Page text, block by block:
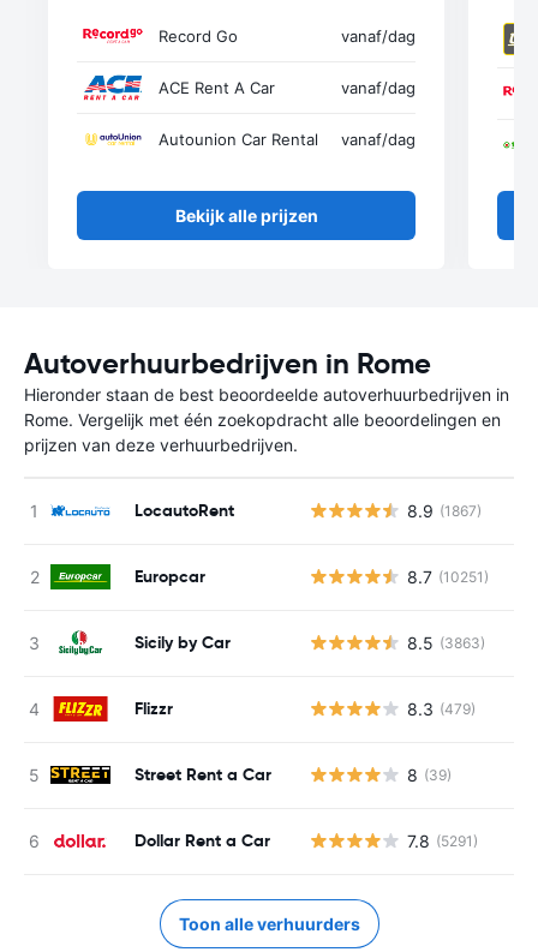
Record Go vanaf/dag
ACE Rent A Car vanaf/dag
Autounion Car Rental vanaf/dag
Bekijk alle prijzen
Autoverhuurbedrijven in Rome
Hieronder staan de best beoordeelde autoverhuurbedrijven in
Rome. Vergelijk met één zoekopdracht alle beoordelingen en
prijzen van deze verhuurbedrijven.
LocautoRent 8.9 (1867)
Europcar 8.7 (10251)
Sicily by Car 8.5 (3863)
Flizzr 8.3 (479)
Street Rent a Car 8 (39)
Dollar Rent a Car 7.8 (5291)
Toon alle verhuurders